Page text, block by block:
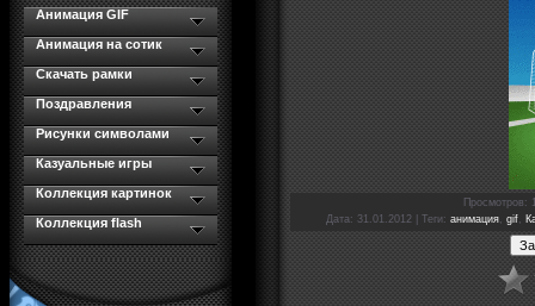
Анимация GIF
Анимация на сотик
Скачать рамки
Поздравления
Рисунки символами
Казуальные игры
Коллекция картинок
Коллекция flash
Просмотров :
Дата : 31.01.2012 | Теги: анимация, gif,